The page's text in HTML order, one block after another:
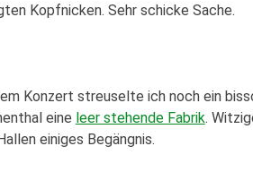
Kopfnicken. Sehr schicke Sache.
Konzert streuselte ich noch ein
eine leer stehende Fabrik.
einiges Begängnis.